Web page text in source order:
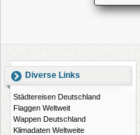
Diverse Links
Städtereisen Deutschland
Flaggen Weltweit
Wappen Deutschland
Klimadaten Weltweite